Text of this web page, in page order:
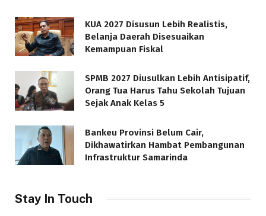
KUA 2027 Disusun Lebih Realistis,
Belanja Daerah Disesuaikan
Kemampuan Fiskal
SPMB 2027 Diusulkan Lebih Antisipatif,
Orang Tua Harus Tahu Sekolah Tujuan
Sejak Anak Kelas 5
Bankeu Provinsi Belum Cair,
Dikhawatirkan Hambat Pembangunan
Infrastruktur Samarinda
Stay In Touch